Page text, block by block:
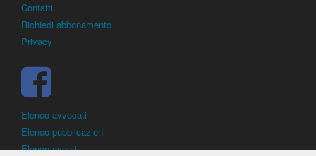
Contatti
Richiedi abbonamento
Privacy
Elenco avvocati
Elenco pubblicazioni
Elenco eventi